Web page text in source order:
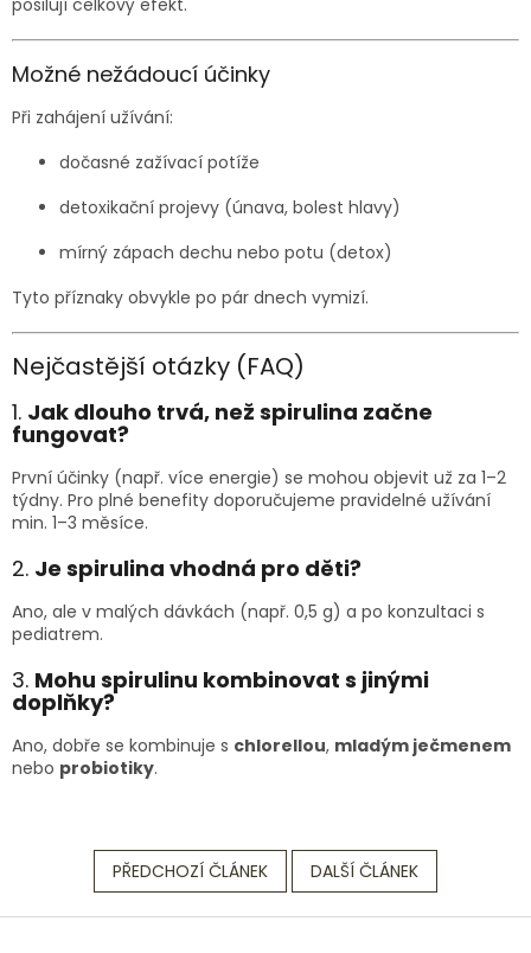
Možné nežádoucí účinky
Při zahájení užívání:
dočasné zažívací potíže
detoxikační projevy (únava, bolest hlavy)
mírný zápach dechu nebo potu (detox)
Tyto příznaky obvykle po pár dnech vymizí.
Nejčastější otázky (FAQ)
1. Jak dlouho trvá, než spirulina začne
fungovat?
První účinky (např. více energie) se mohou objevit už za 1–2
týdny. Pro plné benefity doporučujeme pravidelné užívání
min. 1–3 měsíce.
2. Je spirulina vhodná pro děti?
Ano, ale v malých dávkách (např. 0,5 g) a po konzultaci s
pediatrem.
3. Mohu spirulinu kombinovat s jinými
doplňky?
Ano, dobře se kombinuje s chlorellou, mladým ječmenem
nebo probiotiky.
PŘEDCHOZÍ ČLÁNEK DALŠÍ ČLÁNEK
Z